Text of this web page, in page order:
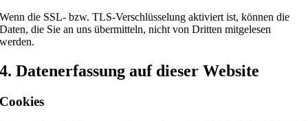
Wenn die SSL- bzw. TLS-Verschlüsselung aktiviert ist, können die
Daten, die Sie an uns übermitteln, nicht von Dritten mitgelesen
werden.
4. Datenerfassung auf dieser Website
Cookies